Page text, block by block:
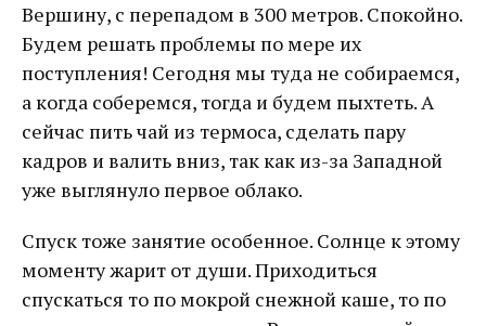
Вершину, с перепадом в 300 метров. Спокойно.
Будем решать проблемы по мере их
поступления! Сегодня мы туда не собираемся,
а когда соберемся, тогда и будем пыхтеть. А
сейчас пить чай из термоса, сделать пару
кадров и валить вниз, так как из-за Западной
уже выглянуло первое облако.
Спуск тоже занятие особенное. Солнце к этому
моменту жарит от души. Приходиться
спускаться то по мокрой снежной каше, то по